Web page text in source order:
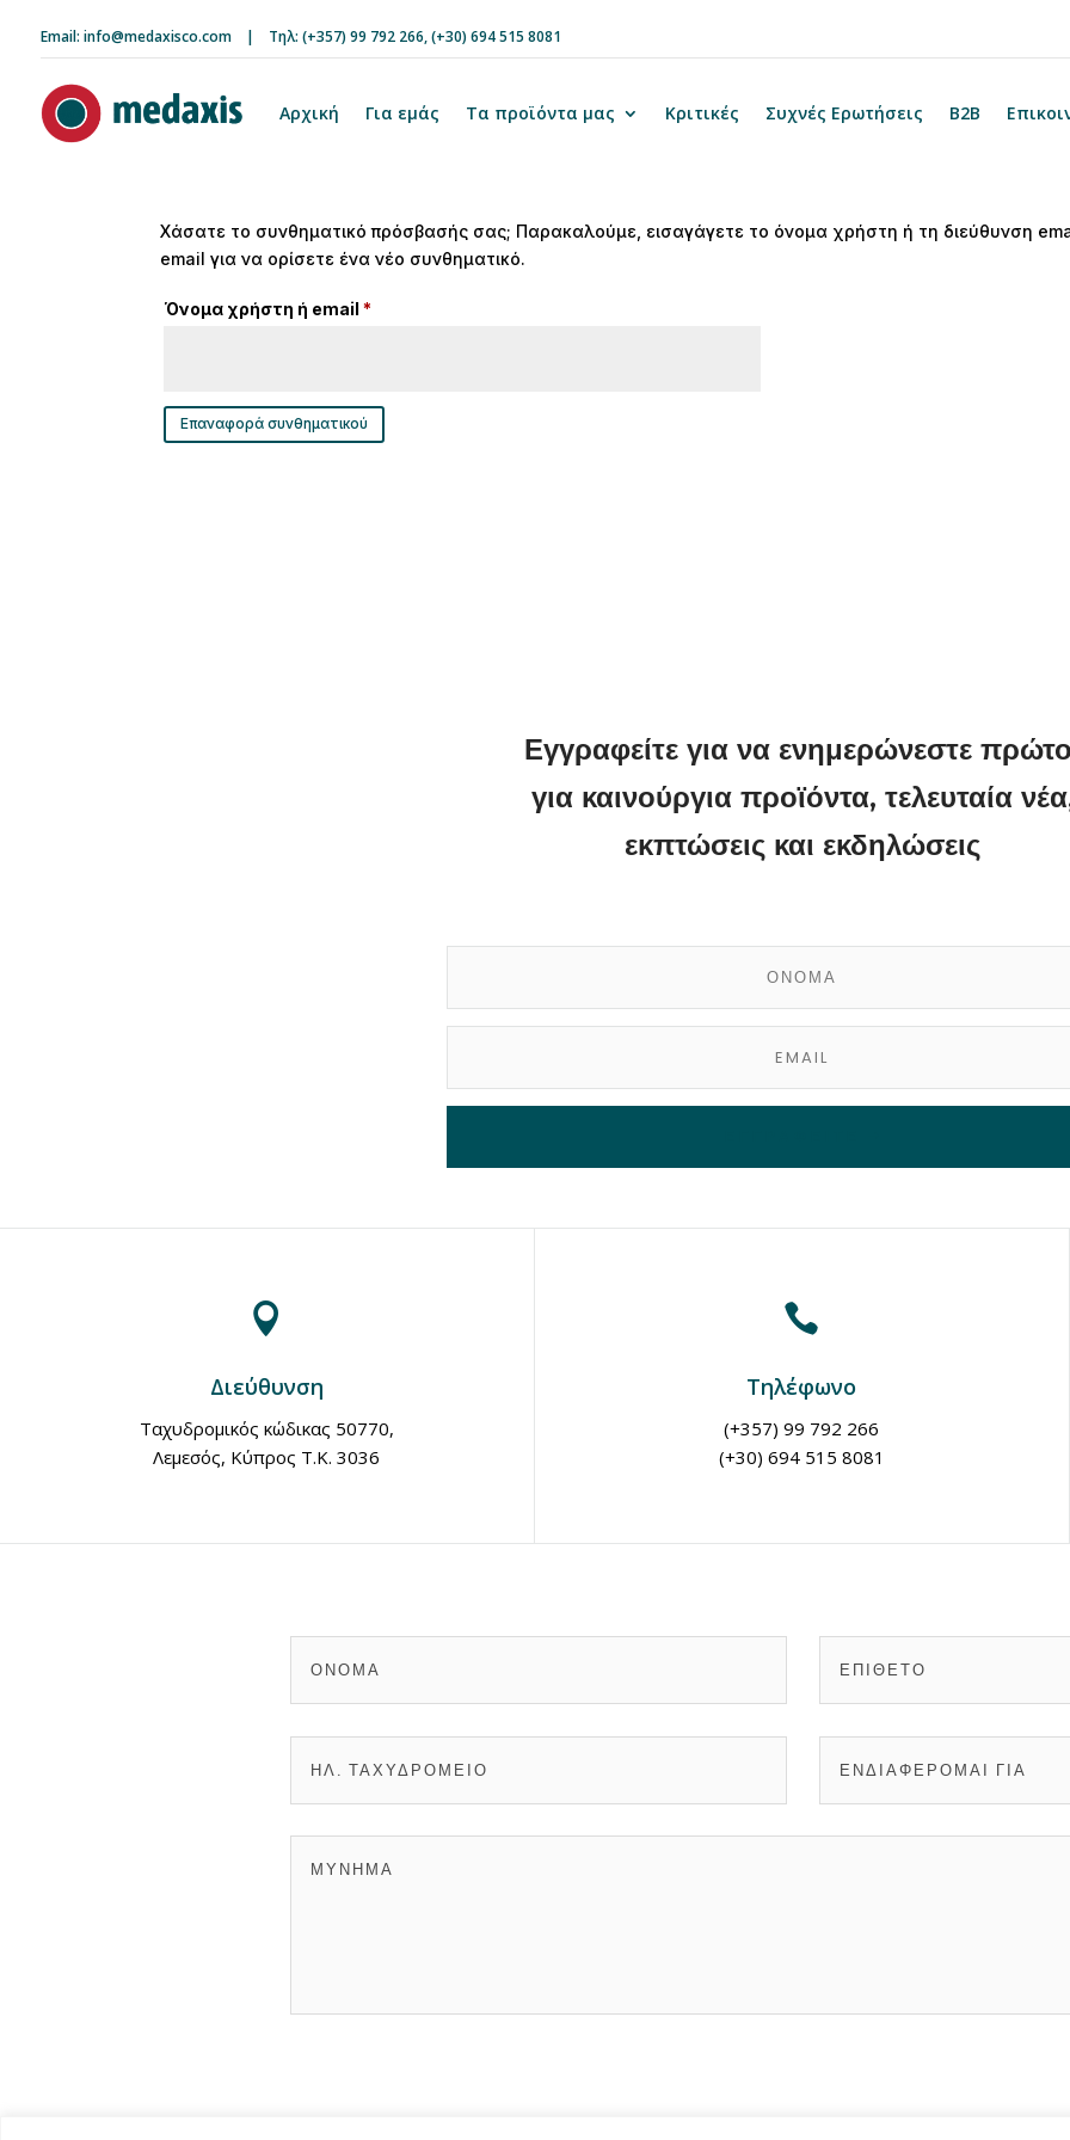
Email: info@medaxisco.com| Τηλ: (+357) 99 792 266,(+30) 694 515 8081
Αρχική Για εμάς Τα προϊόντα μας Κριτικές Συχνές Ερωτήσεις B2B
Χάσατε το συνθηματικό πρόσβασής σας; Παρακαλούμε, εισαγάγετε το όνομα χρήστη ή τη διεύθυνση
email για να ορίσετε ένα νέο συνθηματικό.
Όνομα χρήστη ή email*
Επαναφορά συνθηματικού
Εγγραφείτε για να ενημερώνεστε
για καινούργια προϊόντα, τελευταία
εκπτώσεις και εκδηλώσεις

Διεύθυνση
Ταχυδρομικός κώδικας 50770,
Λεμεσός, Κύπρος Τ.Κ. 3036

Τηλέφωνο
(+357) 99 792 266
(+30) 694 515 8081